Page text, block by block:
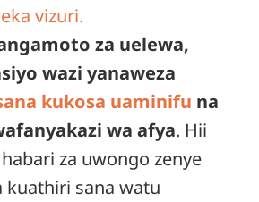
vizuri.
za uelewa,
wazi yanaweza
kukosa uaminifu na
wa afya. Hii
za uwongo zenye
kuathiri sana watu